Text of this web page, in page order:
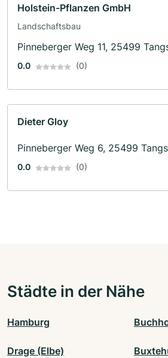
Holstein-Pflanzen GmbH
Landschaftsbau
Pinneberger Weg 11, 25499
0.0 (0)
Dieter Gloy
Pinneberger Weg 6, 25499
0.0 (0)
Städte in der Nähe
Hamburg
Drage (Elbe)